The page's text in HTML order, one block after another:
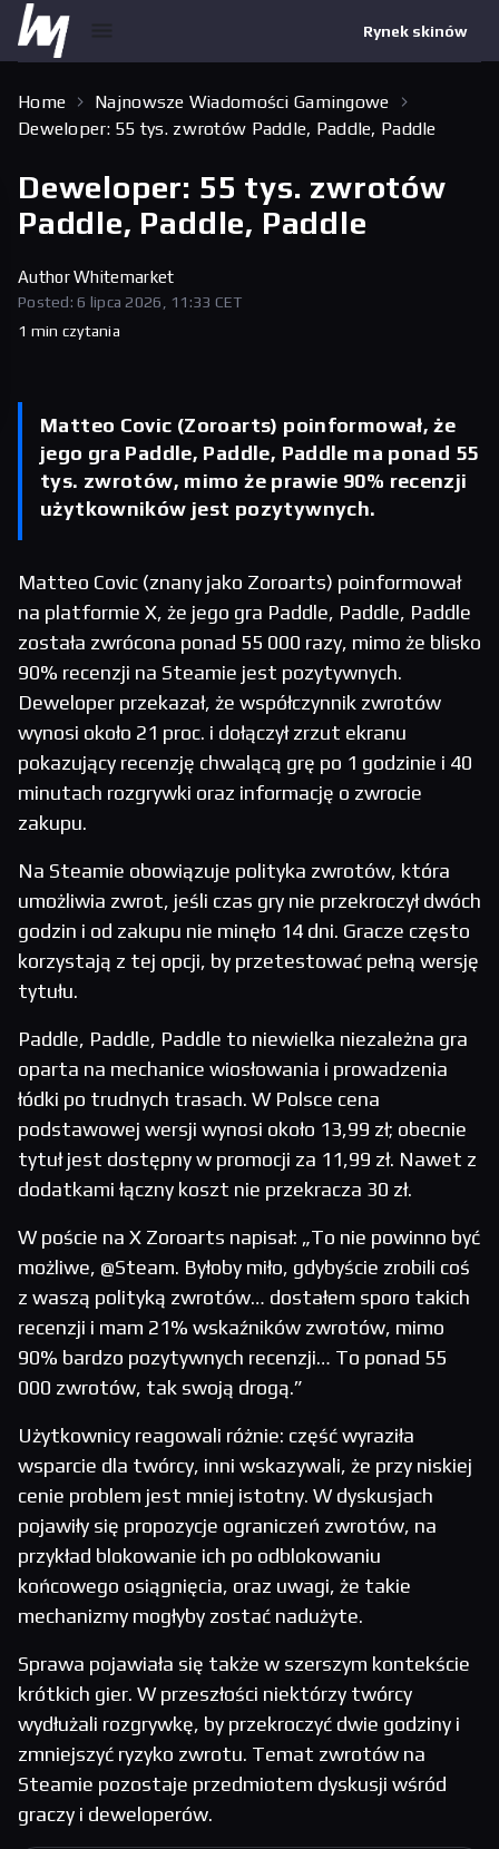
Rynek skinów
Home
Najnowsze Wiadomości Gamingowe
Deweloper: 55 tys. zwrotów Paddle, Paddle, Paddle
Deweloper: 55 tys. zwrotów
Paddle, Paddle, Paddle
AuthorWhitemarket
Posted: 6 lipca 2026, 11:33 CET
1 min czytania
Matteo Covic (Zoroarts) poinformował, że
jego gra Paddle, Paddle, Paddle ma ponad 55
tys. zwrotów, mimo że prawie 90% recenzji
użytkowników jest pozytywnych.
Matteo Covic (znany jako Zoroarts) poinformował
na platformie X, że jego gra Paddle, Paddle, Paddle
została zwrócona ponad 55 000 razy, mimo że blisko
90% recenzji na Steamie jest pozytywnych.
Deweloper przekazał, że współczynnik zwrotów
wynosi około 21 proc. i dołączył zrzut ekranu
pokazujący recenzję chwalącą grę po 1 godzinie i 40
minutach rozgrywki oraz informację o zwrocie
zakupu.
Na Steamie obowiązuje polityka zwrotów, która
umożliwia zwrot, jeśli czas gry nie przekroczył dwóch
godzin i od zakupu nie minęło 14 dni. Gracze często
korzystają z tej opcji, by przetestować pełną wersję
tytułu.
Paddle, Paddle, Paddle to niewielka niezależna gra
oparta na mechanice wiosłowania i prowadzenia
łódki po trudnych trasach. W Polsce cena
podstawowej wersji wynosi około 13,99 zł; obecnie
tytuł jest dostępny w promocji za 11,99 zł. Nawet z
dodatkami łączny koszt nie przekracza 30 zł.
W poście na X Zoroarts napisał: „To nie powinno być
możliwe, @Steam. Byłoby miło, gdybyście zrobili coś
z waszą polityką zwrotów… dostałem sporo takich
recenzji i mam 21% wskaźników zwrotów, mimo
90% bardzo pozytywnych recenzji… To ponad 55
000 zwrotów, tak swoją drogą.”
Użytkownicy reagowali różnie: część wyraziła
wsparcie dla twórcy, inni wskazywali, że przy niskiej
cenie problem jest mniej istotny. W dyskusjach
pojawiły się propozycje ograniczeń zwrotów, na
przykład blokowanie ich po odblokowaniu
końcowego osiągnięcia, oraz uwagi, że takie
mechanizmy mogłyby zostać nadużyte.
Sprawa pojawiała się także w szerszym kontekście
krótkich gier. W przeszłości niektórzy twórcy
wydłużali rozgrywkę, by przekroczyć dwie godziny i
zmniejszyć ryzyko zwrotu. Temat zwrotów na
Steamie pozostaje przedmiotem dyskusji wśród
graczy i deweloperów.